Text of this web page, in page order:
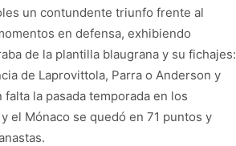
un contundente triunfo frente al
en defensa, exhibiendo
de la plantilla blaugrana y su fichajes:
de Laprovittola, Parra o Anderson y
la pasada temporada en los
el Mónaco se quedó en 71 puntos y